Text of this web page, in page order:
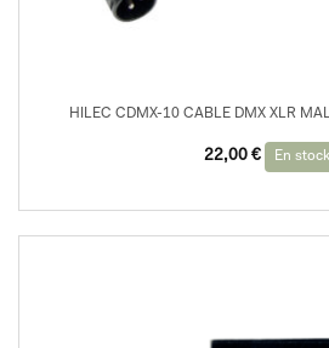
HILEC CDMX-10 CABLE DMX XLR
22,00 € En stock